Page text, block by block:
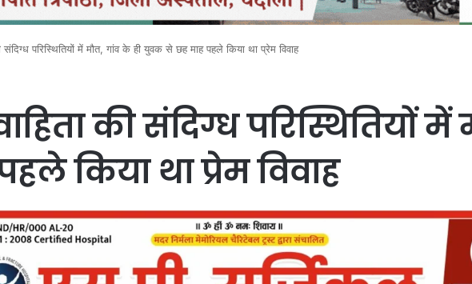
संदिग्ध परिस्थितियों में मौत, गांव के ही युवक से छह माह पहले किया था प्रेम विवाह
की संदिग्ध परिस्थितियों
किया था प्रेम विवाह